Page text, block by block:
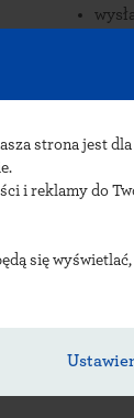
strona jest
i reklamy do
się wyświetlać,
Zamów
pieczątek